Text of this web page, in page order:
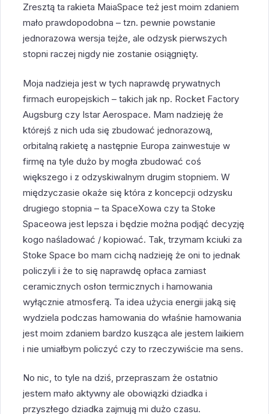
Zresztą ta rakieta MaiaSpace też jest moim zdaniem
mało prawdopodobna – tzn. pewnie powstanie
jednorazowa wersja tejże, ale odzysk pierwszych
stopni raczej nigdy nie zostanie osiągnięty.
Moja nadzieja jest w tych naprawdę prywatnych
firmach europejskich – takich jak np. Rocket Factory
Augsburg czy Istar Aerospace. Mam nadzieję że
którejś z nich uda się zbudować jednorazową,
orbitalną rakietę a następnie Europa zainwestuje w
firmę na tyle dużo by mogła zbudować coś
większego i z odzyskiwalnym drugim stopniem. W
międzyczasie okaże się która z koncepcji odzysku
drugiego stopnia – ta SpaceXowa czy ta Stoke
Spaceowa jest lepsza i będzie można podjąć decyzję
kogo naśladować / kopiować. Tak, trzymam kciuki za
Stoke Space bo mam cichą nadzieję że oni to jednak
policzyli i że to się naprawdę opłaca zamiast
ceramicznych osłon termicznych i hamowania
wyłącznie atmosferą. Ta idea użycia energii jaką się
wydziela podczas hamowania do właśnie hamowania
jest moim zdaniem bardzo kusząca ale jestem laikiem
i nie umiałbym policzyć czy to rzeczywiście ma sens.
No nic, to tyle na dziś, przepraszam że ostatnio
jestem mało aktywny ale obowiązki dziadka i
przyszłego dziadka zajmują mi dużo czasu.